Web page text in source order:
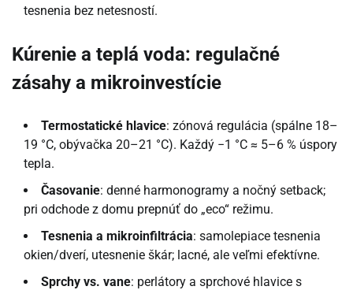
tesnenia bez netesností.
Kúrenie a teplá voda: regulačné
zásahy a mikroinvestície
Termostatické hlavice: zónová regulácia (spálne 18–
19 °C, obývačka 20–21 °C). Každý −1 °C ≈ 5–6 % úspory
tepla.
Časovanie: denné harmonogramy a nočný setback;
pri odchode z domu prepnúť do „eco“ režimu.
Tesnenia a mikroinfiltrácia: samolepiace tesnenia
okien/dverí, utesnenie škár; lacné, ale veľmi efektívne.
Sprchy vs. vane: perlátory a sprchové hlavice s